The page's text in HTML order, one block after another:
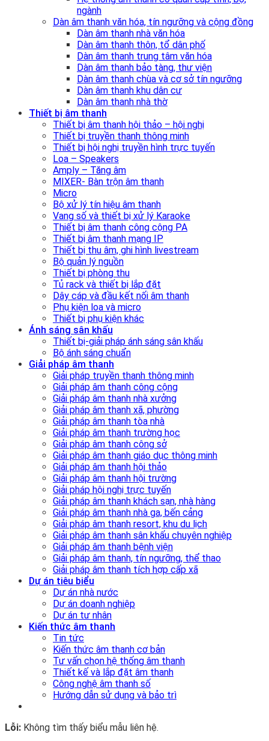
ngành
Dàn âm thanh văn hóa, tín ngưỡng và cộng đồng
Dàn âm thanh nhà văn hóa
Dàn âm thanh thôn, tổ dân phố
Dàn âm thanh trung tâm văn hóa
Dàn âm thanh bảo tàng, thư viện
Dàn âm thanh chùa và cơ sở tín ngưỡng
Dàn âm thanh khu dân cư
Dàn âm thanh nhà thờ
Thiết bị âm thanh
Thiết bị âm thanh hội thảo – hội nghị
Thiết bị truyền thanh thông minh
Thiết bị hội nghị truyền hình trực tuyến
Loa – Speakers
Amply – Tăng âm
MIXER- Bàn trộn âm thanh
Micro
Bộ xử lý tín hiệu âm thanh
Vang số và thiết bị xử lý Karaoke
Thiết bị âm thanh công cộng PA
Thiết bị âm thanh mạng IP
Thiết bị thu âm, ghi hình livestream
Bộ quản lý nguồn
Thiết bị phòng thu
Tủ rack và thiết bị lắp đặt
Dây cáp và đầu kết nối âm thanh
Phụ kiện loa và micro
Thiết bị phụ kiện khác
Ánh sáng sân khấu
Thiết bị-giải pháp ánh sáng sân khấu
Bộ ánh sáng chuẩn
Giải pháp âm thanh
Giải pháp truyền thanh thông minh
Giải pháp âm thanh công cộng
Giải pháp âm thanh nhà xưởng
Giải pháp âm thanh xã, phường
Giải pháp âm thanh tòa nhà
Giải pháp âm thanh trường học
Giải pháp âm thanh công sở
Giải pháp âm thanh giáo dục thông minh
Giải pháp âm thanh hội thảo
Giải pháp âm thanh hội trường
Giải pháp hội nghị trực tuyến
Giải pháp âm thanh khách sạn, nhà hàng
Giải pháp âm thanh nhà ga, bến cảng
Giải pháp âm thanh resort, khu du lịch
Giải pháp âm thanh sân khấu chuyên nghiệp
Giải pháp âm thanh bệnh viện
Giải pháp âm thanh, tín ngưỡng, thể thao
Giải pháp âm thanh tích hợp cấp xã
Dự án tiêu biểu
Dự án nhà nước
Dự án doanh nghiệp
Dự án tư nhân
Kiến thức âm thanh
Tin tức
Kiến thức âm thanh cơ bản
Tư vấn chọn hệ thống âm thanh
Thiết kế và lắp đặt âm thanh
Công nghệ âm thanh số
Hướng dẫn sử dụng và bảo trì
Lỗi: Không tìm thấy biểu mẫu liên hệ.